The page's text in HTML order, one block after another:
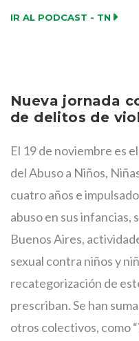
IR AL PODCAST - TN
Nueva jornada
de delitos de
El 19 de noviembre es
del Abuso a Niños,
cuatro años e
abuso en sus infancias,
Buenos Aires,
sexual contra niños y
recategorización de
prescriban. Se han
otros colectivos, como